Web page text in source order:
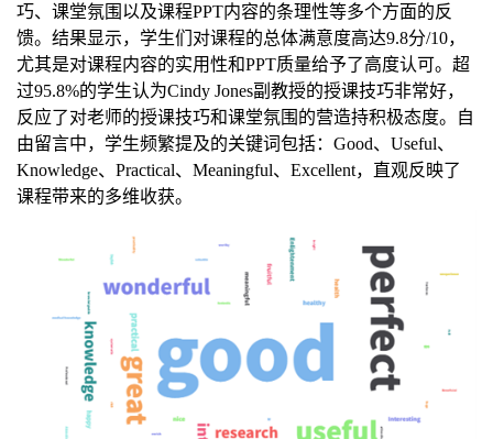
巧、课堂氛围以及课程PPT内容的条理性等多个方面的反
馈。结果显示，学生们对课程的总体满意度高达9.8分/10，
尤其是对课程内容的实用性和PPT质量给予了高度认可。超
过95.8%的学生认为Cindy Jones副教授的授课技巧非常好，
反应了对老师的授课技巧和课堂氛围的营造持积极态度。自
由留言中，学生频繁提及的关键词包括： Good、 Useful、
Knowledge、 Practical、 Meaningful、 Excellent，直观反映了
课程带来的多维收获。